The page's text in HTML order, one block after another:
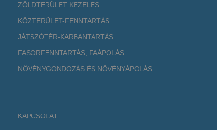
ZÖLDTERÜLET KEZELÉS
KÖZTERÜLET-FENNTARTÁS
JÁTSZÓTÉR-KARBANTARTÁS
FASORFENNTARTÁS, FAÁPOLÁS
NÖVÉNYGONDOZÁS ÉS NÖVÉNYÁPOLÁS
KAPCSOLAT